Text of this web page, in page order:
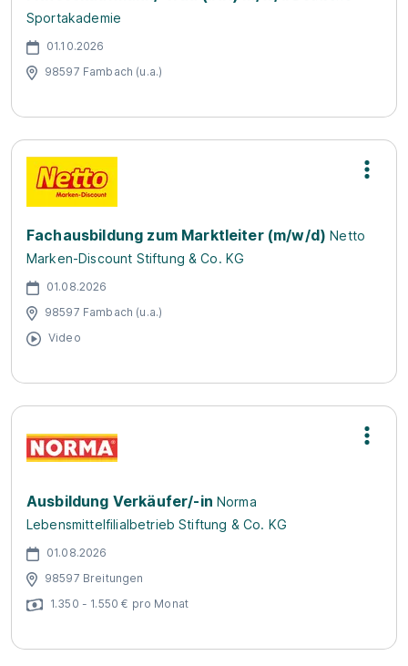
Sportakademie
01.10.2026
98597 Fambach (u.a.)
Fachausbildung zum Marktleiter (m/w/d) Netto
Marken-Discount Stiftung & Co. KG
01.08.2026
98597 Fambach (u.a.)
Video
Ausbildung Verkäufer/-in Norma
Lebensmittelfilialbetrieb Stiftung & Co. KG
01.08.2026
98597 Breitungen
1.350 - 1.550 € pro Monat